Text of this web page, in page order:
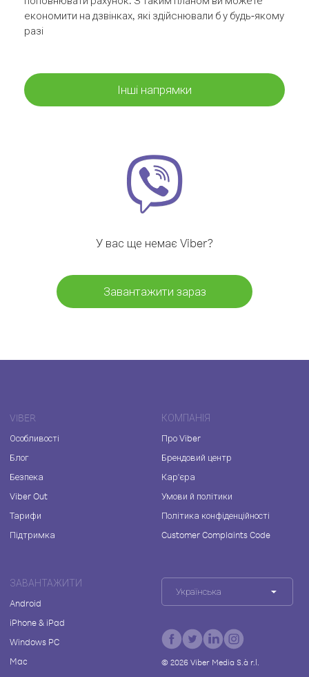
економити на дзвінках, які здійснювали б у будь-якому
разі
Інші напрямки
У вас ще немає Viber?
Завантажити зараз
VIBER
Особливості
Блог
Безпека
Viber Out
Тарифи
Підтримка
КОМПАНІЯ
Про Viber
Брендовий центр
Кар'єра
Умови й політики
Політика конфіденційності
Customer Complaints Code
ЗАВАНТАЖИТИ
Android
iPhone & iPad
Windows PC
Mac
Українська
© 2026Viber Media S.à r.l.